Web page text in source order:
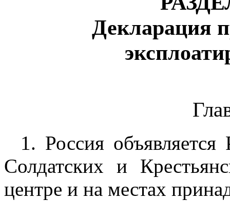
Декларация
1. Россия
Солдатских и
центре и на местах